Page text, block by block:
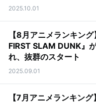
2025.10.01
【8月アニメランキン
FIRST SLAM DUNK』
れ、抜群のスタート
2025.09.01
【7月アニメランキン